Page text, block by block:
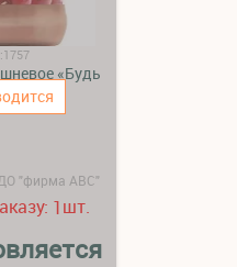
«Будь
"фирма АВС"
1шт.